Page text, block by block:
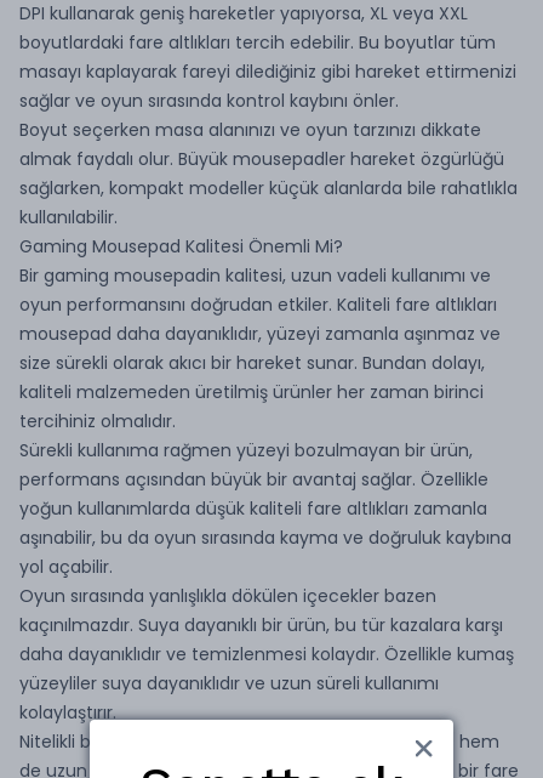
DPI kullanarak geniş hareketler yapıyorsa, XL veya XXL
boyutlardaki fare altlıkları tercih edebilir. Bu boyutlar tüm
masayı kaplayarak fareyi dilediğiniz gibi hareket ettirmenizi
sağlar ve oyun sırasında kontrol kaybını önler.
Boyut seçerken masa alanınızı ve oyun tarzınızı dikkate
almak faydalı olur. Büyük mousepadler hareket özgürlüğü
sağlarken, kompakt modeller küçük alanlarda bile rahatlıkla
kullanılabilir.
Gaming Mousepad Kalitesi Önemli Mi?
Bir gaming mousepadin kalitesi, uzun vadeli kullanımı ve
oyun performansını doğrudan etkiler. Kaliteli fare altlıkları
mousepad daha dayanıklıdır, yüzeyi zamanla aşınmaz ve
size sürekli olarak akıcı bir hareket sunar. Bundan dolayı,
kaliteli malzemeden üretilmiş ürünler her zaman birinci
tercihiniz olmalıdır.
Sürekli kullanıma rağmen yüzeyi bozulmayan bir ürün,
performans açısından büyük bir avantaj sağlar. Özellikle
yoğun kullanımlarda düşük kaliteli fare altlıkları zamanla
aşınabilir, bu da oyun sırasında kayma ve doğruluk kaybına
yol açabilir.
Oyun sırasında yanlışlıkla dökülen içecekler bazen
kaçınılmazdır. Suya dayanıklı bir ürün, bu tür kazalara karşı
daha dayanıklıdır ve temizlenmesi kolaydır. Özellikle kumaş
yüzeyliler suya dayanıklıdır ve uzun süreli kullanımı
kolaylaştırır.
Nitelikli bir gaming mousepad size hem performans hem
de uzun ömür sunar. Kaliteli materyallerden yapılan bir fare